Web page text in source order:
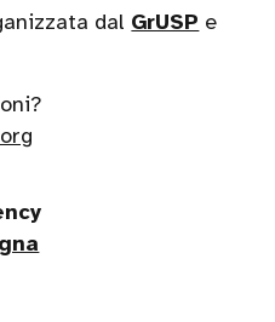
dal GrUSP e